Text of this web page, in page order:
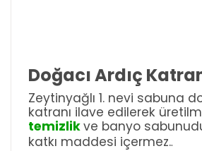
Doğacı Ardıç
Zeytinyağlı 1. nevi sabuna
katranı ilave edilerek
temizlikve banyo
katkı maddesi içermez..